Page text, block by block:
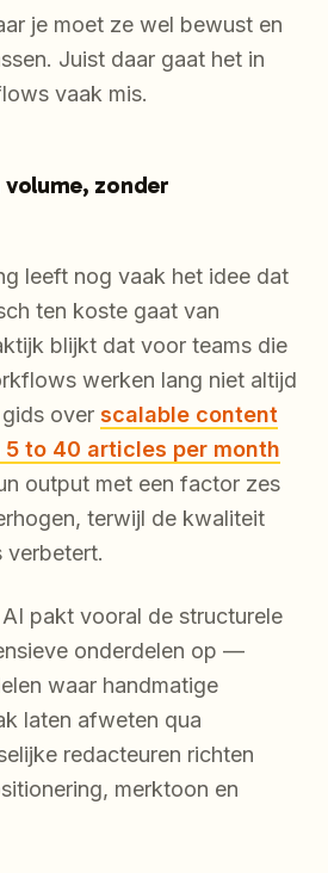
je moet ze wel bewust en
Juist daar gaat het in
vaak mis.
zonder
leeft nog vaak het idee dat
ten koste gaat van
blijkt dat voor teams die
werken lang niet altijd
over scalable content
to 40 articles per month
output met een factor zes
terwijl de kwaliteit
pakt vooral de structurele
onderdelen op —
waar handmatige
laten afweten qua
redacteuren richten
merktoon en